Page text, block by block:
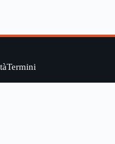
Termini